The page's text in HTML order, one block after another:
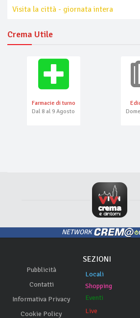
Visita la città - giornata intera
Crema Utile
Farmacie di turno
Dal 8 al 9 Agosto
NETWORK
Pubblicità
Contatti
Informativa Privacy
Cookie Policy
SEZIONI
Locali
Shopping
Eventi
Live